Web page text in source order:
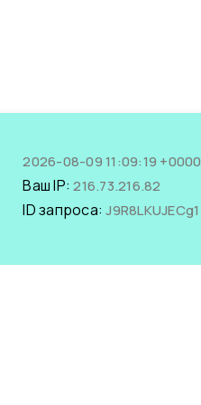
2026-08-09 11:09:19 +0000
Ваш IP:216.73.216.82
ID запроса:J9R8LKUJECg1